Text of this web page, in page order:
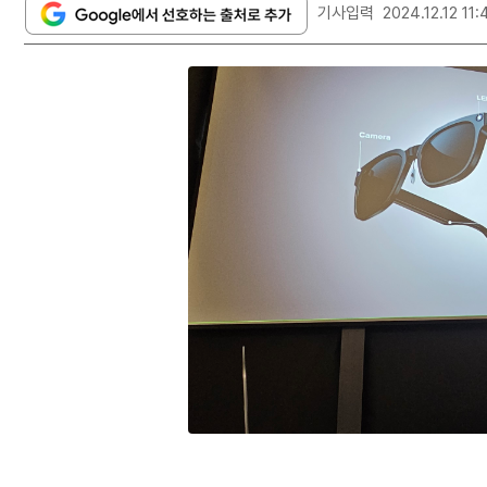
기사입력 2024.12.12